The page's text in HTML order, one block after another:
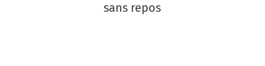
sans repos